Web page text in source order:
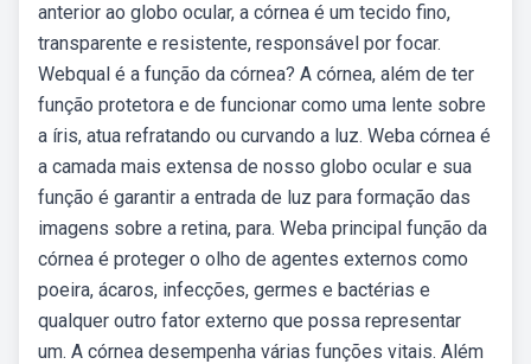
anterior ao globo ocular, a córnea é um tecido fino,
transparente e resistente, responsável por focar.
Webqual é a função da córnea? A córnea, além de ter
função protetora e de funcionar como uma lente sobre
a íris, atua refratando ou curvando a luz. Weba córnea é
a camada mais extensa de nosso globo ocular e sua
função é garantir a entrada de luz para formação das
imagens sobre a retina, para. Weba principal função da
córnea é proteger o olho de agentes externos como
poeira, ácaros, infecções, germes e bactérias e
qualquer outro fator externo que possa representar
um. A córnea desempenha várias funções vitais. Além